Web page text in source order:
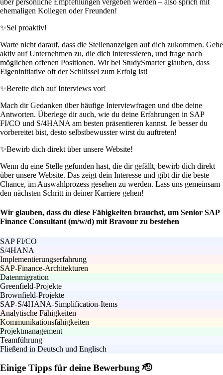
über persönliche Empfehlungen vergeben werden – also sprich mit
ehemaligen Kollegen oder Freunden!
✨Sei proaktiv!
Warte nicht darauf, dass die Stellenanzeigen auf dich zukommen. Gehe
aktiv auf Unternehmen zu, die dich interessieren, und frage nach
möglichen offenen Positionen. Wir bei StudySmarter glauben, dass
Eigeninitiative oft der Schlüssel zum Erfolg ist!
✨Bereite dich auf Interviews vor!
Mach dir Gedanken über häufige Interviewfragen und übe deine
Antworten. Überlege dir auch, wie du deine Erfahrungen in SAP
FI/CO und S/4HANA am besten präsentieren kannst. Je besser du
vorbereitet bist, desto selbstbewusster wirst du auftreten!
✨Bewirb dich direkt über unsere Website!
Wenn du eine Stelle gefunden hast, die dir gefällt, bewirb dich direkt
über unsere Website. Das zeigt dein Interesse und gibt dir die beste
Chance, im Auswahlprozess gesehen zu werden. Lass uns gemeinsam
den nächsten Schritt in deiner Karriere gehen!
Wir glauben, dass du diese Fähigkeiten brauchst, um Senior SAP
Finance Consultant (m/w/d) mit Bravour zu bestehen
SAP FI/CO
S/4HANA
Implementierungserfahrung
SAP-Finance-Architekturen
Datenmigration
Greenfield-Projekte
Brownfield-Projekte
SAP-S/4HANA-Simplification-Items
Analytische Fähigkeiten
Kommunikationsfähigkeiten
Projektmanagement
Teamführung
Fließend in Deutsch und Englisch
Einige Tipps für deine Bewerbung 🫡